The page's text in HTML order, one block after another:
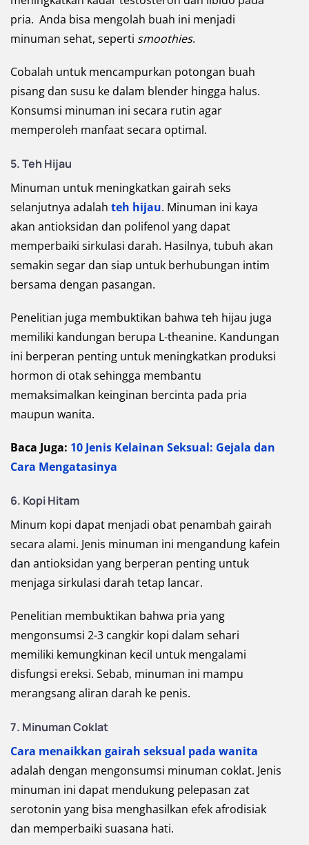
pria. Anda bisa mengolah buah ini menjadi
minuman sehat, seperti smoothies.
Cobalah untuk mencampurkan potongan buah
pisang dan susu ke dalam blender hingga halus.
Konsumsi minuman ini secara rutin agar
memperoleh manfaat secara optimal.
5. Teh Hijau
Minuman untuk meningkatkan gairah seks
selanjutnya adalah teh hijau. Minuman ini kaya
akan antioksidan dan polifenol yang dapat
memperbaiki sirkulasi darah. Hasilnya, tubuh akan
semakin segar dan siap untuk berhubungan intim
bersama dengan pasangan.
Penelitian juga membuktikan bahwa teh hijau juga
memiliki kandungan berupa L-theanine. Kandungan
ini berperan penting untuk meningkatkan produksi
hormon di otak sehingga membantu
memaksimalkan keinginan bercinta pada pria
maupun wanita.
Baca Juga: 10 Jenis Kelainan Seksual: Gejala dan
Cara Mengatasinya
6. Kopi Hitam
Minum kopi dapat menjadi obat penambah gairah
secara alami. Jenis minuman ini mengandung kafein
dan antioksidan yang berperan penting untuk
menjaga sirkulasi darah tetap lancar.
Penelitian membuktikan bahwa pria yang
mengonsumsi 2-3 cangkir kopi dalam sehari
memiliki kemungkinan kecil untuk mengalami
disfungsi ereksi. Sebab, minuman ini mampu
merangsang aliran darah ke penis.
7. Minuman Coklat
Cara menaikkan gairah seksual pada wanita
adalah dengan mengonsumsi minuman coklat. Jenis
minuman ini dapat mendukung pelepasan zat
serotonin yang bisa menghasilkan efek afrodisiak
dan memperbaiki suasana hati.